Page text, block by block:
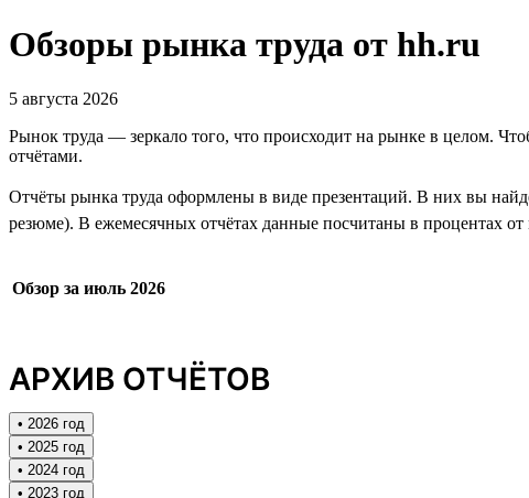
Обзоры рынка труда от hh.ru
5 августа 2026
Рынок труда — зеркало того, что происходит на рынке в целом.
отчётами.
Отчёты рынка труда оформлены в виде презентаций. В них вы
резюме). В ежемесячных отчётах данные посчитаны в процентах
Обзор за июль 2026
АРХИВ ОТЧЁТОВ
• 2026 год
• 2025 год
• 2024 год
• 2023 год